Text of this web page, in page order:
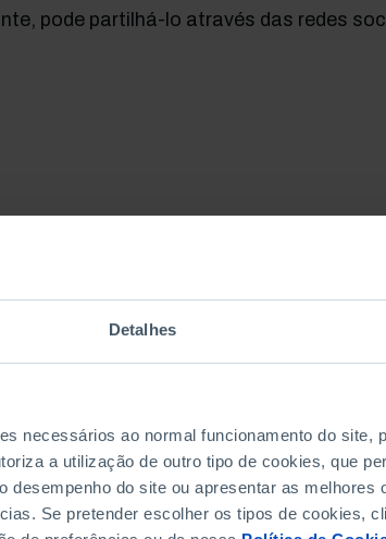
Detalhes
necessários ao normal funcionamento do site,
a utilização de outro tipo de cookies, que
desempenho do site ou apresentar as melhores
Se pretender escolher os tipos de cookies,
pode partilhá-lo através das redes